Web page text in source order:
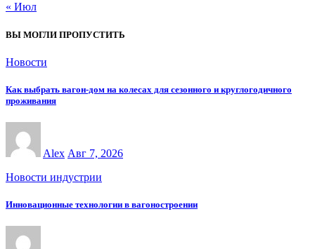
« Июл
ВЫ МОГЛИ ПРОПУСТИТЬ
Новости
Как выбрать вагон-дом на колесах для сезонного и круглогодичного
проживания
Alex Авг 7, 2026
Новости индустрии
Инновационные технологии в вагоностроении